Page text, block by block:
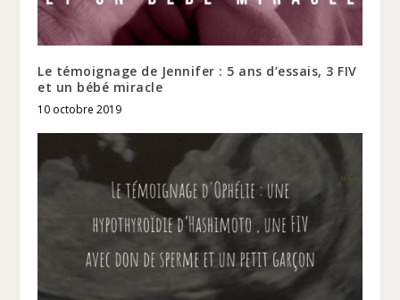
Le témoignage de Jennifer : 5 ans d’essais, 3 FIV
et un bébé miracle
10 octobre 2019